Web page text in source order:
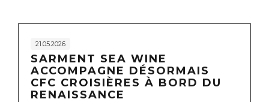
21.05.2026
SARMENT SEA WINE
ACCOMPAGNE DÉSORMAIS
CFC CROISIÈRES À BORD DU
RENAISSANCE